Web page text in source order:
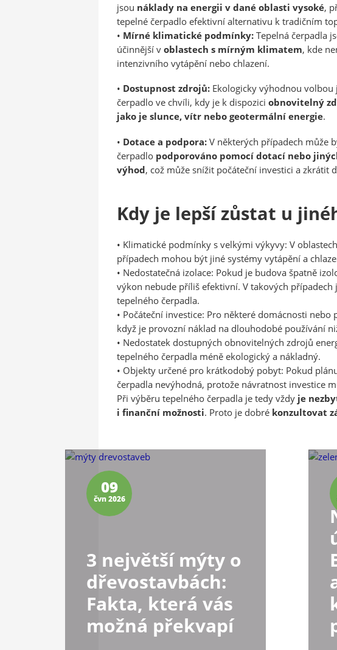
jsou náklady na energii v dané oblasti vysoké,
tepelné čerpadlo efektivní alternativu k tradičním
• Mírné klimatické podmínky: Tepelná čerpadla
účinnější v oblastech s mírným klimatem, kde
intenzivního vytápění nebo chlazení.
• Dostupnost zdrojů: Ekologicky výhodnou volbou
čerpadlo ve chvíli, kdy je k dispozici obnovitelný
jako je slunce, vítr nebo geotermální energie.
• Dotace a podpora: V některých případech může
čerpadlo podporováno pomocí dotací nebo
výhod, což může snížit počáteční investici a zkrátit
Kdy je lepší zůstat u
• Klimatické podmínky s velkými výkyvy: V
případech mohou být jiné systémy vytápění a
• Nedostatečná izolace: Pokud je budova špatně
výkon nebude příliš efektivní. V takových
tepelného čerpadla.
• Počáteční investice: Pro některé domácnosti nebo
když je provozní náklad na dlouhodobé používání
• Nedostatek dostupných obnovitelných zdrojů
tepelného čerpadla méně ekologický a nákladný.
• Objekty určené pro krátkodobý pobyt: Pokud
Při výběru tepelného čerpadla je tedy vždy je
i finanční možnosti. Proto je dobré konzultovat
09
čvn 2026
3 největší mýty o
dřevostavbách:
Fakta, která vás
možná překvapí